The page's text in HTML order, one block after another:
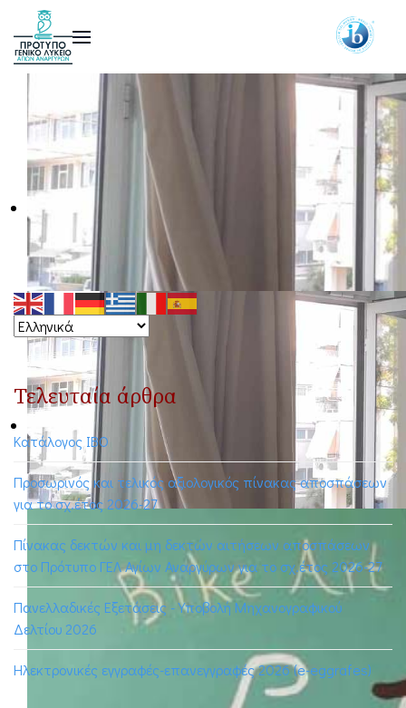
Τελευταία άρθρα
Κατάλογος ΙΒΟ
Προσωρινός και τελικός αξιολογικός πίνακας αποσπάσεων
για το σχ.έτος 2026-27
Πίνακας δεκτών και μη δεκτών αιτήσεων αποσπάσεων
στο Πρότυπο ΓΕΛ Αγίων Αναργύρων για το σχ.έτος 2026-27
Πανελλαδικές Εξετάσεις - Υποβολή Μηχανογραφικού
Δελτίου 2026
Ηλεκτρονικές εγγραφές-επανεγγραφές 2026 (e-eggrafes)